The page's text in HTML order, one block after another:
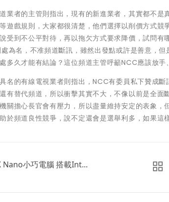
業者的主管則指出，現有的新進業者，其實都不
遊戲規則，大家都很清楚，他們選擇以削價方式
受到不公平對待，再以拖欠方式要求降價，試問有
為名，不准頻道斷訊，雖然出發點或許是善意，
多久才能有結論？這位頻道主管呼籲NCC應該放手
名的有線電視業者則指出，NCC有委員私下贊成
有替代頻道，所以衝擊其實不大，不像以前是全
關擔心長官會有壓力，所以盡量維持安定的表象
於頻道良性競爭，說不定還會是選舉利多，如果這
Nano小巧電腦 搭載Int...